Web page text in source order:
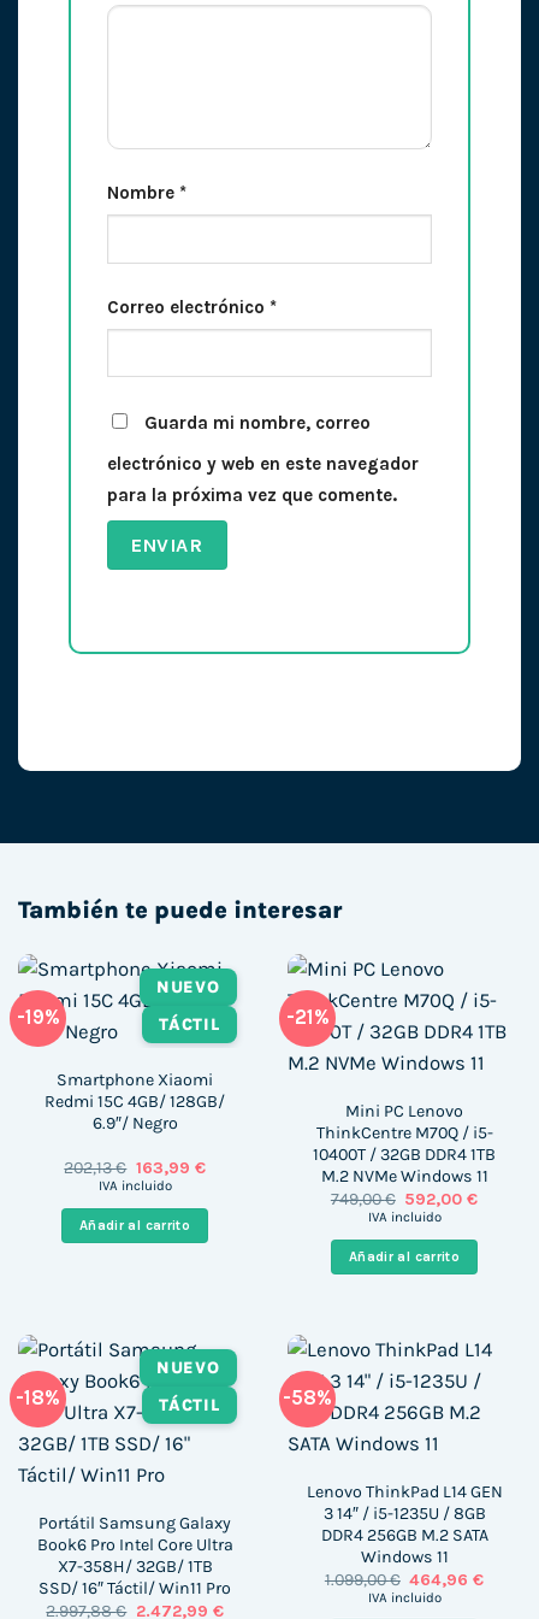
Nombre *
Correo electrónico *
Guarda mi nombre, correo
electrónico y web en este navegador
para la próxima vez que comente.
También te puede interesar
-19%
NUEVO
TÁCTIL
Smartphone Xiaomi
Redmi 15C 4GB/ 128GB/
6.9″/ Negro
202,13€ El
precio
era:
202,13 €.
163,99 €El
es:
IVA incluido
Añadir al carrito
-21%
Mini PC Lenovo
ThinkCentre M70Q / i5-
10400T / 32GB DDR4 1TB
M.2 NVMe Windows 11
749,00€ El
precio
era:
749,00 €.
592,00€El
es:
IVA incluido
Añadir al carrito
-18%
NUEVO
TÁCTIL
Portátil Samsung Galaxy
Book6 Pro Intel Core Ultra
X7-358H/ 32GB/ 1TB
SSD/ 16″ Táctil/ Win11 Pro
2.997,88€ El
2.472,99 €El
-58%
Lenovo ThinkPad L14 GEN
3 14″ / i5-1235U / 8GB
DDR4 256GB M.2 SATA
Windows 11
1.099,00€ El
precio
464,96€El
IVA incluido